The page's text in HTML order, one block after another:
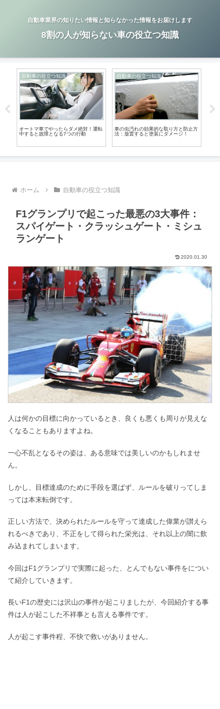
自動車業界の知りたい情報と知らなかった情報をお届けします
8割の人が知らない車の役立つ知識
自動車の役立つ知識
オートマ車でやったらダメ絶対！運転
中すると故障となる7つの行動
自動車の役立つ知識
車の虫汚れの効果的な取り方と防止方
法：放置すると塗装にダメージ！
ホーム 自動車の役立つ知識
F1グランプリで起こった最悪の3大事件：
スパイゲート・クラッシュゲート・ミシュ
ランゲート
2020.01.30
人は何かの目標に向かっているとき、良くも悪くも周りが見えな
くなることもありますよね。
一心不乱となるその姿は、ある意味では美しいのかもしれませ
ん。
しかし、目標達成のために手段を選ばず、ルールを破りってしま
っては本末転倒です。
正しい方法で、決められたルールを守って達成した偉業が讃えら
れるべきであり、不正をして得られた栄光は、それ以上の闇に飲
み込まれてしまいます。
今回はF1グランプリで実際に起った、とんでもない事件をについ
て紹介していきます。
長いF1の歴史には沢山の事件が起こりましたが、今回紹介する事
件は人が起こした不祥事とも言える事件です。
人が起こす事件程、不快で救いがありません。